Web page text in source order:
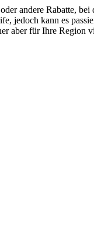
andere Rabatte, bei
jedoch kann es
aber für Ihre Region